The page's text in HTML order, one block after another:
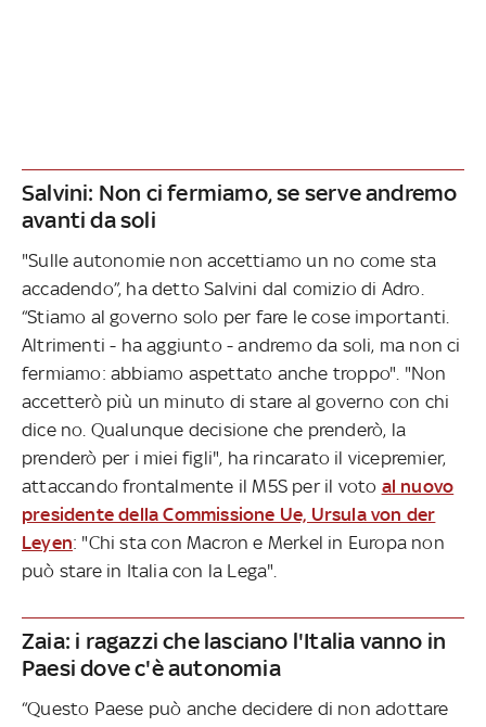
Salvini: Non ci fermiamo, se serve andremo
avanti da soli
"Sulle autonomie non accettiamo un no come sta
accadendo”, ha detto Salvini dal comizio di Adro.
“Stiamo al governo solo per fare le cose importanti.
Altrimenti - ha aggiunto - andremo da soli, ma non ci
fermiamo: abbiamo aspettato anche troppo". "Non
accetterò più un minuto di stare al governo con chi
dice no. Qualunque decisione che prenderò, la
prenderò per i miei figli", ha rincarato il vicepremier,
attaccando frontalmente il M5S per il voto al nuovo
presidente della Commissione Ue, Ursula von der
Leyen: "Chi sta con Macron e Merkel in Europa non
può stare in Italia con la Lega".
Zaia: i ragazzi che lasciano l'Italia vanno in
Paesi dove c'è autonomia
“Questo Paese può anche decidere di non adottare